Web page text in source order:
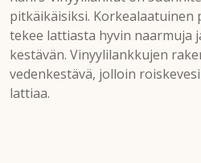
pitkäikäisiksi. Korkealaatuinen
tekee lattiasta hyvin naarmuja
kestävän. Vinyylilankkujen
vedenkestävä, jolloin
lattiaa.